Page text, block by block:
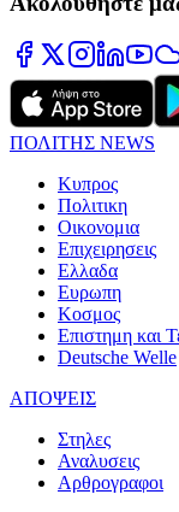
ΠΟΛΙΤΗΣ NEWS
Κυπρος
Πολιτικη
Οικονομια
Επιχειρησεις
Ελλαδα
Ευρωπη
Κοσμος
Επιστημη και
Deutsche Welle
ΑΠΟΨΕΙΣ
Στηλες
Αναλυσεις
Αρθρογραφοι